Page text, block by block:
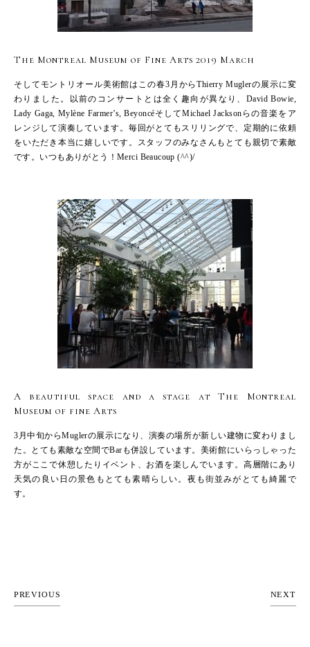
The Montreal Museum of Fine Arts 2019 March
そしてモントリオール美術館はこの春3月からThierry Muglerの展示に変
わりました。以前のコンサートとは全く趣向が異なり、David Bowie,
Lady Gaga, Mylène Farmer’s, BeyoncéそしてMichael Jacksonらの音楽をア
レンジして演奏しています。毎回がとてもスリリングで、定期的に依頼
をいただき本当に嬉しいです。スタッフのみなさんもとても親切で素敵
です。いつもありがとう！Merci Beaucoup (^^)/
A beautiful space and a stage at The Montreal
Museum of fine Arts
3月中旬からMuglerの展示になり、演奏の場所が新しい建物に変わりまし
た。とても素敵な空間でBarも併設しています。美術館にいらっしゃった
方がここで休憩したりイベント、お酒を楽しんでいます。高層階にあり
天気の良い日の景色もとても素晴らしい。夜も街並みがとても綺麗で
す。
PREVIOUS NEXT